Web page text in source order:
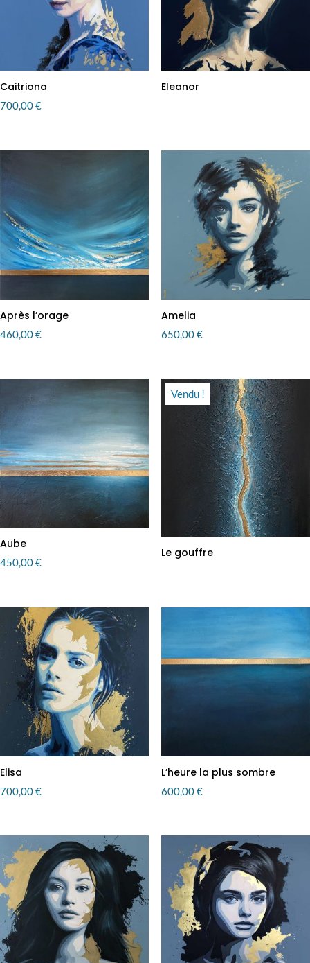
Caitriona
700,00€
Eleanor
Après l’orage
460,00€
Amelia
650,00€
Aube
450,00€
Vendu !
Le gouffre
Elisa
700,00€
L’heure la plus sombre
600,00€